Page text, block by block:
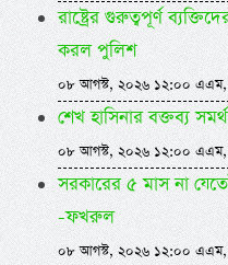
রাষ্ট্রের গুরুত্বপূর্ণ
করল পুলিশ
০৮ আগস্ট, ২০২৬ ১২:০০ এএম,
শেখ হাসিনার বক্তব্য
০৮ আগস্ট, ২০২৬ ১২:০০ এএম,
সরকারের ৫ মাস না
-ফখরুল
০৮ আগস্ট, ২০২৬ ১২:০০ এএম,